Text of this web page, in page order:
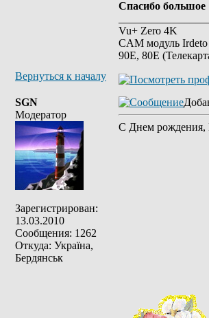
Спасибо большое
Vu+ Zero 4K
CAM модуль Irdeto
90E, 80E
Вернуться к началу
SGN
Модератор
Зарегистрирован:
13.03.2010
Сообщения: 1262
Откуда: Україна,
Бердянськ
С Днем рождения,